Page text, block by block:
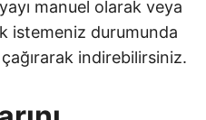
manuel olarak veya
istemeniz durumunda
indirebilirsiniz.